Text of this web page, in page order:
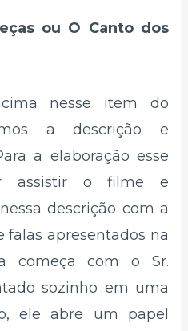
ou O Canto dos
nesse item do
a descrição e
a elaboração esse
assistir o filme e
descrição com a
falas apresentados na
começa com o Sr.
sozinho em uma
ele abre um papel